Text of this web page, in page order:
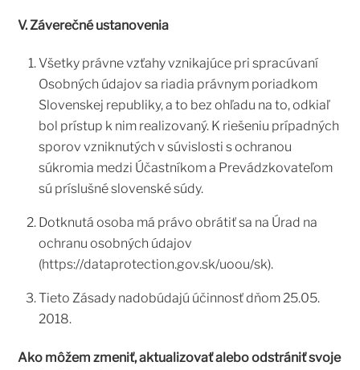
V. Záverečné ustanovenia
Všetky právne vzťahy vznikajúce pri spracúvaní
Osobných údajov sa riadia právnym poriadkom
Slovenskej republiky, a to bez ohľadu na to, odkiaľ
bol prístup k nim realizovaný. K riešeniu prípadných
sporov vzniknutých v súvislosti s ochranou
súkromia medzi Účastníkom a Prevádzkovateľom
sú príslušné slovenské súdy.
Dotknutá osoba má právo obrátiť sa na Úrad na
ochranu osobných údajov
(https://dataprotection.gov.sk/uoou/sk).
Tieto Zásady nadobúdajú účinnosť dňom 25.05.
2018.
Ako môžem zmeniť, aktualizovať alebo odstrániť svoje